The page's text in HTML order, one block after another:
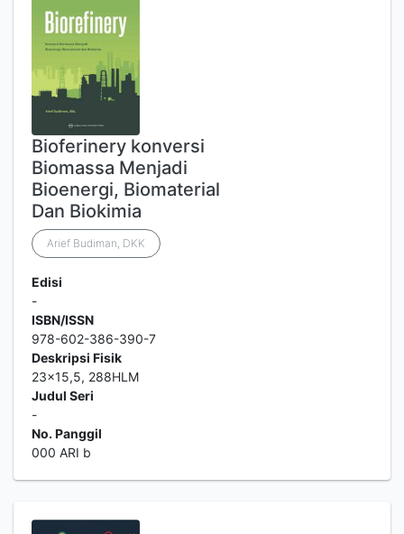
Bioferinery konversi
Biomassa Menjadi
Bioenergi, Biomaterial
Dan Biokimia
Arief Budiman, DKK
Edisi
-
ISBN/ISSN
978-602-386-390-7
Deskripsi Fisik
23x15,5, 288HLM
Judul Seri
-
No. Panggil
000 ARI b